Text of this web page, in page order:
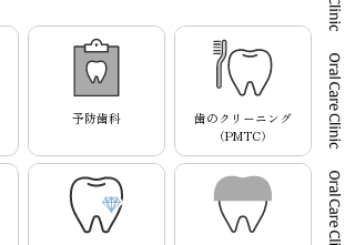
予防歯科
歯のクリーニング
（PMTC）